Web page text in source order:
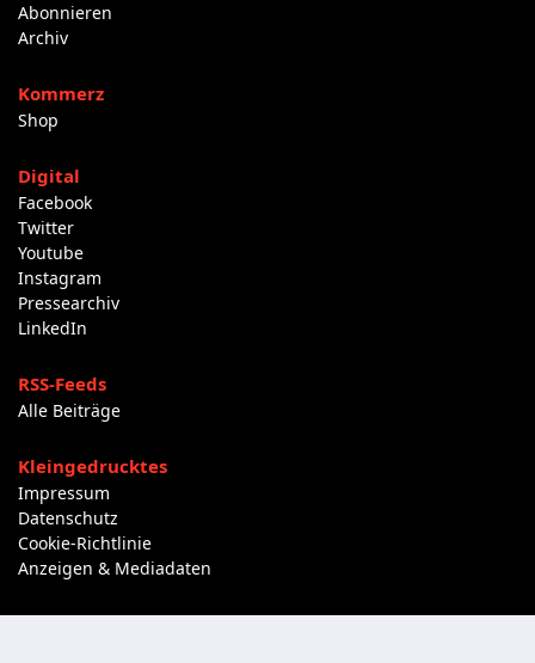
Abonnieren
Archiv
Kommerz
Shop
Digital
Facebook
Twitter
Youtube
Instagram
Pressearchiv
LinkedIn
RSS-Feeds
Alle Beiträge
Kleingedrucktes
Impressum
Datenschutz
Cookie-Richtlinie
Anzeigen & Mediadaten